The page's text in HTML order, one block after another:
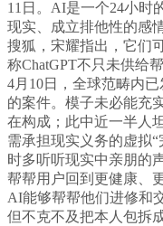
11日。AI是一个24小时
现实、成立排他性的感
搜狐，宋耀指出，它们
称ChatGPT不只未供给
4月10日，全球范畴内
的案件。模子未必能充
在构成；此中近一半人
需承担现实义务的虚拟
时多听听现实中亲朋的
帮帮用户回到更健康、
AI能够帮帮他们进修和
但不克不及把本人包拆